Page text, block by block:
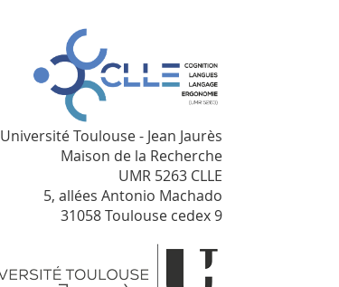
Université Toulouse - Jean Jaurès
Maison de la Recherche
UMR 5263 CLLE
5, allées Antonio Machado
31058 Toulouse cedex 9